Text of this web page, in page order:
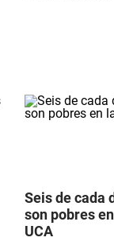
Seis de cada
son pobres
UCA